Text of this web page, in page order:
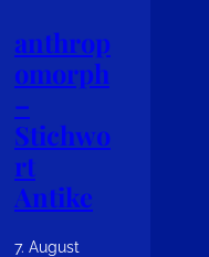
anthrop
omorph
–
Stichwo
rt
Antike
7. August